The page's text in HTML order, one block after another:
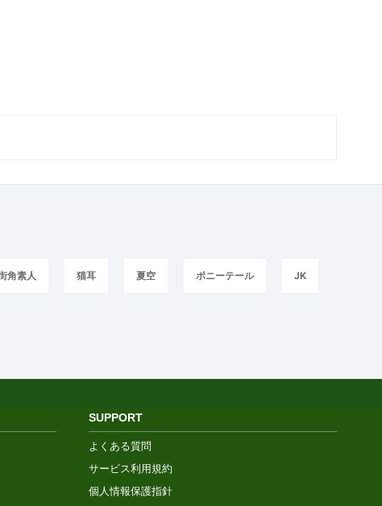
角素人 猫耳 夏空 ポニーテール JK
SUPPORT
よくある質問
サービス利用規約
個人情報保護指針